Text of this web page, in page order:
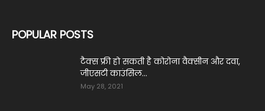
POPULAR POSTS
टैक्स फ्री हो सकती है कोरोना वैक्सीन और दवा,
जीएसटी काउंसिल...
May 28, 2021